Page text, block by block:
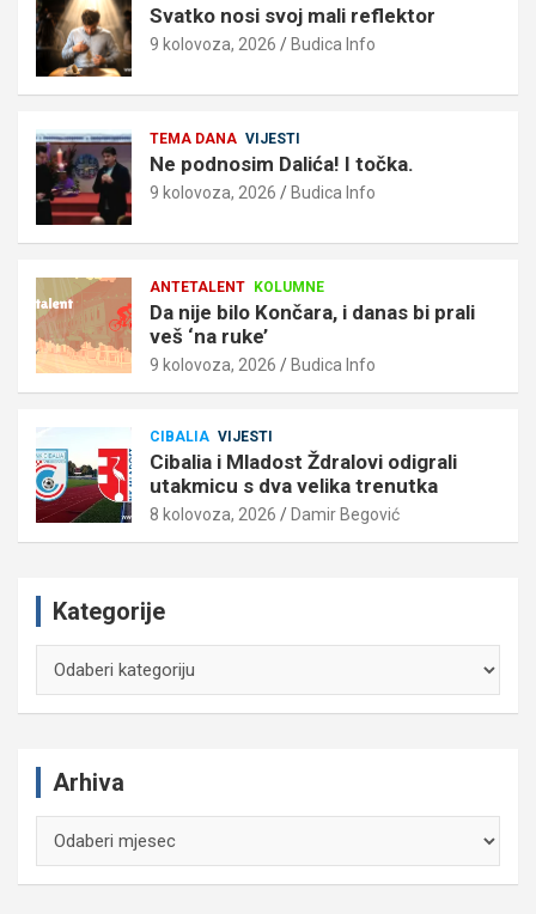
Svatko nosi svoj mali reflektor
9 kolovoza, 2026 Budica Info
TEMA DANA VIJESTI
Ne podnosim Dalića! I točka.
9 kolovoza, 2026 Budica Info
ANTETALENT KOLUMNE
Da nije bilo Končara, i danas bi prali
veš ‘na ruke’
9 kolovoza, 2026 Budica Info
CIBALIA VIJESTI
Cibalia i Mladost Ždralovi odigrali
utakmicu s dva velika trenutka
8 kolovoza, 2026 Damir Begović
Kategorije
Arhiva